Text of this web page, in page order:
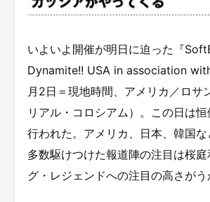
いよいよ開催が明日に迫った『
Dynamite!! USA in association
月2日＝現地時間、アメリカ／ロサ
リアル・コロシアム）。この日は
行われた。アメリカ、日本、韓国
多数駆けつけた報道陣の注目は桜
グ・レジェンドへの注目の高さがう